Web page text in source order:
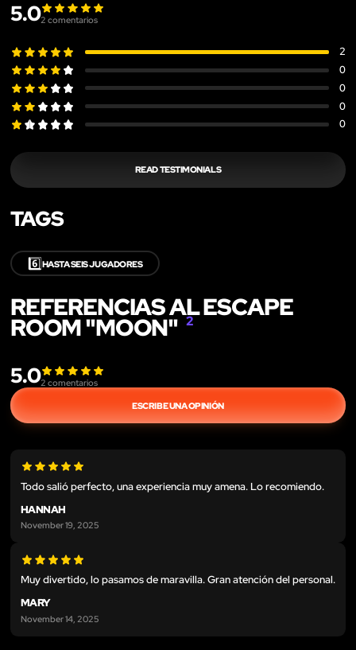
5.02 comentarios
2
0
0
0
0
READ TESTIMONIALS
TAGS
6️⃣HASTA SEIS JUGADORES
REFERENCIAS AL ESCAPE
ROOM "MOON" 2
5.02 comentarios
ESCRIBE UNA OPINIÓN
Todo salió perfecto, una experiencia muy amena. Lo recomiendo.
HANNAH
November 19, 2025
Muy divertido, lo pasamos de maravilla. Gran atención del personal.
MARY
November 14, 2025